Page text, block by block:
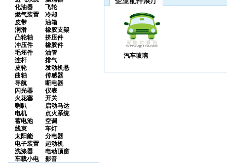
化油器
飞轮
燃气装置
冷却
皮带
油箱
润滑
橡胶支架
凸轮轴
挤压件
冲压件
橡胶件
毛坯件
油管
连杆
排气
皮轮
发动机悬
曲轴
传感器
导航
断电器
闪光器
仪表
火花塞
开关
喇叭
启动马达
电机
点火系统
蓄电池
空调
线束
车灯
太阳能
分电器
电子装置
起动机
洗涤器
电动顶窗
车载小电
影音
汽车玻璃